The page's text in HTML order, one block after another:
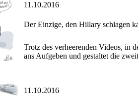
11.10.2016
Der Einzige, den Hillary schlagen
Trotz des verheerenden Videos, in
ans Aufgeben und gestaltet die
11.10.2016